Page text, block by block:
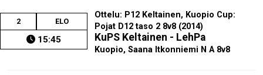
2 ELO
15:45
Ottelu: P12 Keltainen, Kuopio Cup:
Pojat D12 taso 2 8v8 (2014)
KuPS Keltainen - LehPa
Kuopio, Saana Itkonniemi N A 8v8